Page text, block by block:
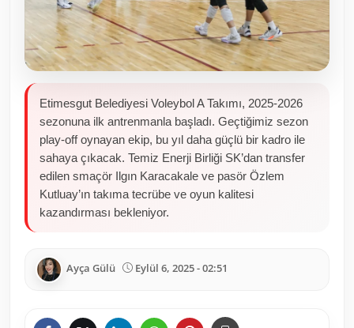
Etimesgut Belediyesi Voleybol A Takımı, 2025-2026
sezonuna ilk antrenmanla başladı. Geçtiğimiz sezon
play-off oynayan ekip, bu yıl daha güçlü bir kadro ile
sahaya çıkacak. Temiz Enerji Birliği SK’dan transfer
edilen smaçör Ilgın Karacakale ve pasör Özlem
Kutluay’ın takıma tecrübe ve oyun kalitesi
kazandırması bekleniyor.
Ayça Gülü Eylül 6, 2025 - 02:51